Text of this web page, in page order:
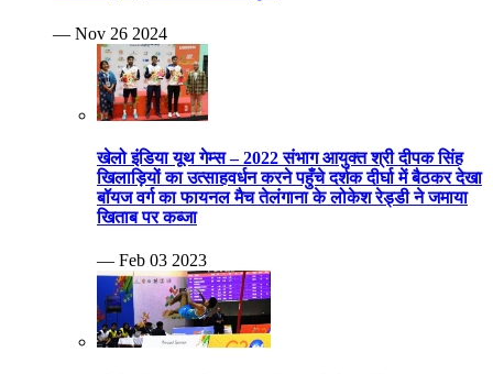
— Nov 26 2024
खेलो इंडिया यूथ गेम्स – 2022 संभाग आयुक्त श्री दीपक सिंह
खिलाड़ियों का उत्साहवर्धन करने पहुँचे दर्शक दीर्घा में बैठकर देखा
बॉयज वर्ग का फायनल मैच तेलंगाना के लोकेश रेड्डी ने जमाया
खिताब पर कब्जा
— Feb 03 2023